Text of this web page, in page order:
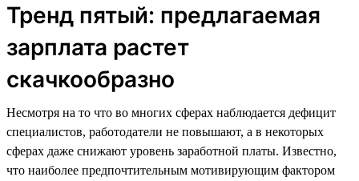
Тренд пятый: предлагаемая
зарплата растет
скачкообразно
Несмотря на то что во многих сферах наблюдается дефицит
специалистов, работодатели не повышают, а в некоторых
сферах даже снижают уровень заработной платы. Известно,
что наиболее предпочтительным мотивирующим фактором